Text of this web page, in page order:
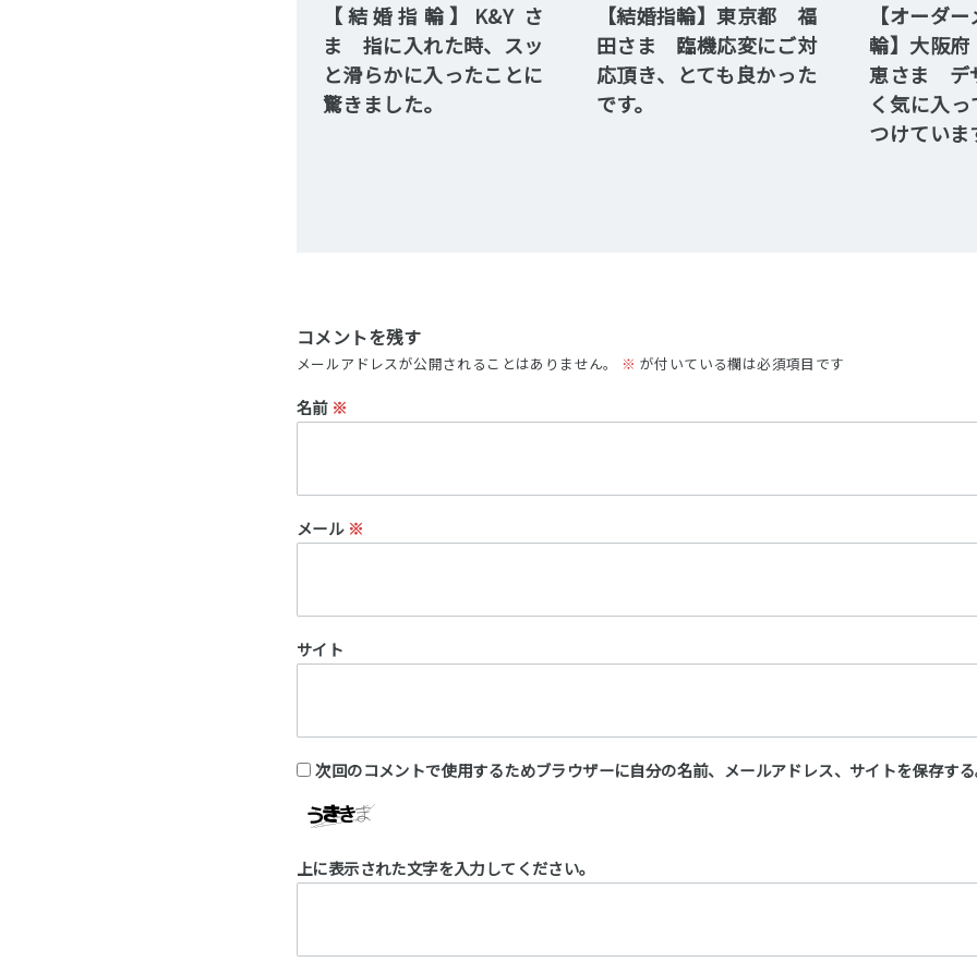
【結婚指輪】K&Y さ
ま 指に入れた時、スッ
と滑らかに入ったことに
驚きました。
【結婚指輪】東京都 福
田さま 臨機応変にご対
応頂き、とても良かった
です。
【オーダ
輪】大阪
恵さま デ
く気に入
つけていま
コメントを残す
メールアドレスが公開されることはありません。 ※ が付いている欄は必須項目です
名前 ※
メール ※
サイト
次回のコメントで使用するためブラウザーに自分の名前、メールアドレス、サイトを保存す
上に表示された文字を入力してください。